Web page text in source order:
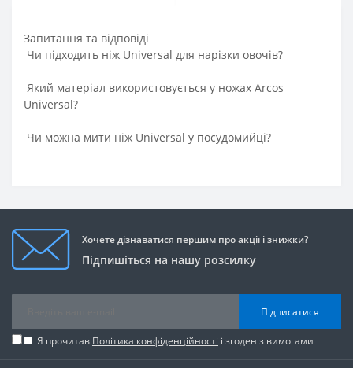
Запитання та вiдповiдi
Чи підходить ніж Universal для нарізки овочів?
Який матеріал використовується у ножах Arcos
Universal?
Чи можна мити ніж Universal у посудомийці?
Хочете дізнаватися першим про акції і знижки?
Підпишіться на нашу розсилку
Підписатися
Я прочитав Політика конфіденційності і згоден з вимогами